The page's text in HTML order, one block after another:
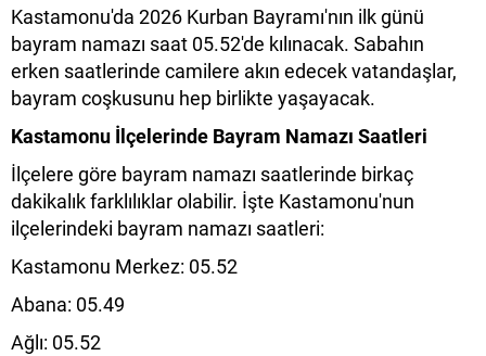
Kastamonu'da 2026 Kurban Bayramı'nın ilk günü
bayram namazı saat 05.52'de kılınacak. Sabahın
erken saatlerinde camilere akın edecek vatandaşlar,
bayram coşkusunu hep birlikte yaşayacak.
Kastamonu İlçelerinde Bayram Namazı Saatleri
İlçelere göre bayram namazı saatlerinde birkaç
dakikalık farklılıklar olabilir. İşte Kastamonu'nun
ilçelerindeki bayram namazı saatleri:
Kastamonu Merkez: 05.52
Abana: 05.49
Ağlı: 05.52